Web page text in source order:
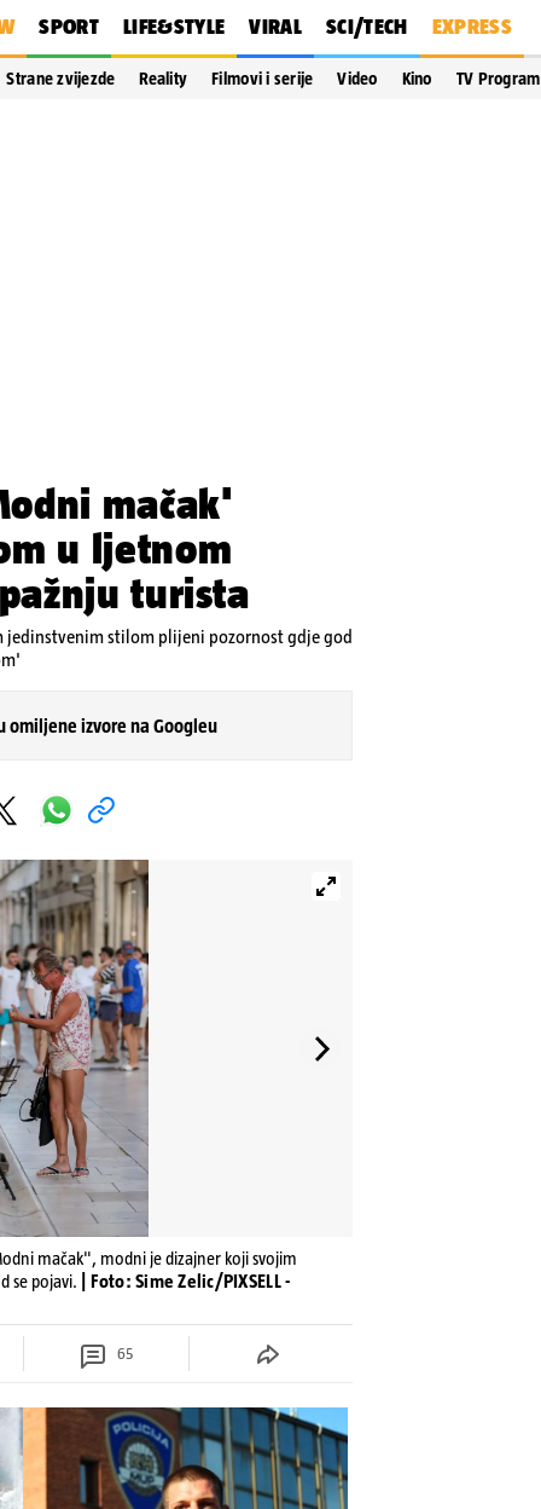
SPORT LIFE&STYLE VIRAL SCI/TECH EXPRESS
Strane zvijezde Reality Filmovi i serije Video Kino TV Program
mačak'
u ljetnom
turista
stilom plijeni pozornost gdje god
omiljene izvore na Googleu
mačak", modni je dizajner koji svojim
se pojavi.
| Foto: Sime Zelic/PIXSELL -
65